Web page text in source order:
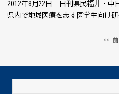
2012年8月22日 日刊県民福井・中
県内で地域医療を志す医学生向け
<< 前